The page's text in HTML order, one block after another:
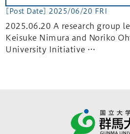
[Post Date] 2025/06/20 FRI
2025.06.20 A research group
Keisuke Nimura and Noriko
University Initiative …